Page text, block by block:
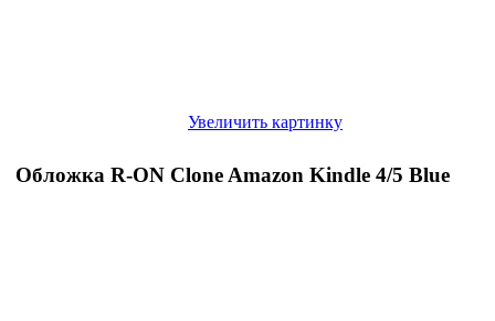
Увеличить картинку
Обложка R-ON Clone Amazon Kindle 4/5 Blue